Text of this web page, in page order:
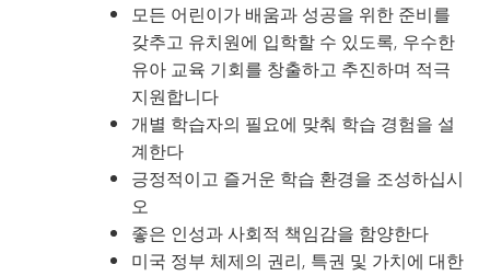
모든 어린이가 배움과 성공을 위한 준비를
갖추고 유치원에 입학할 수 있도록, 우수한
유아 교육 기회를 창출하고 추진하며 적극
지원합니다
개별 학습자의 필요에 맞춰 학습 경험을 설
계한다
긍정적이고 즐거운 학습 환경을 조성하십시
오
좋은 인성과 사회적 책임감을 함양한다
미국 정부 체제의 권리, 특권 및 가치에 대한